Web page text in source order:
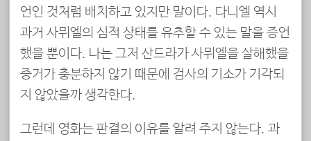
언인 것처럼 배치하고 있지만 말이다. 다니엘 역시
과거 사뮈엘의 심적 상태를 유추할 수 있는 말을 증언
했을 뿐이다. 나는 그저 산드라가 사뮈엘을 살해했을
증거가 충분하지 않기 때문에 검사의 기소가 기각되
지 않았을까 생각한다.
그런데 영화는 판결의 이유를 알려 주지 않는다. 과